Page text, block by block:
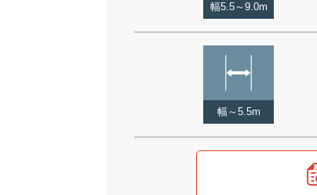
幅5.5～9.0m
幅～5.5m